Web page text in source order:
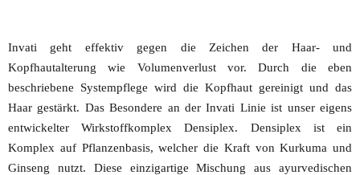
Invati geht effektiv gegen die Zeichen der Haar- und
Kopfhautalterung wie Volumenverlust vor. Durch die eben
beschriebene Systempflege wird die Kopfhaut gereinigt und das
Haar gestärkt. Das Besondere an der Invati Linie ist unser eigens
entwickelter Wirkstoffkomplex Densiplex. Densiplex ist ein
Komplex auf Pflanzenbasis, welcher die Kraft von Kurkuma und
Ginseng nutzt. Diese einzigartige Mischung aus ayurvedischen